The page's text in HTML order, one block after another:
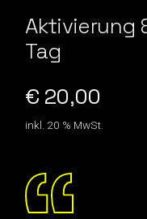
Aktivierung
Tag
€ 20,00
inkl. 20 % MwSt.